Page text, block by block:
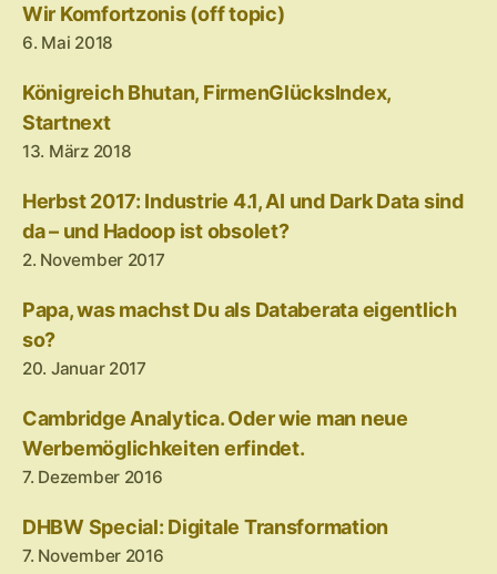
Wir Komfortzonis (off topic)
6. Mai 2018
Königreich Bhutan, FirmenGlücksIndex,
Startnext
13. März 2018
Herbst 2017: Industrie 4.1, AI und Dark Data sind
da – und Hadoop ist obsolet?
2. November 2017
Papa, was machst Du als Databerata eigentlich
so?
20. Januar 2017
Cambridge Analytica. Oder wie man neue
Werbemöglichkeiten erfindet.
7. Dezember 2016
DHBW Special: Digitale Transformation
7. November 2016